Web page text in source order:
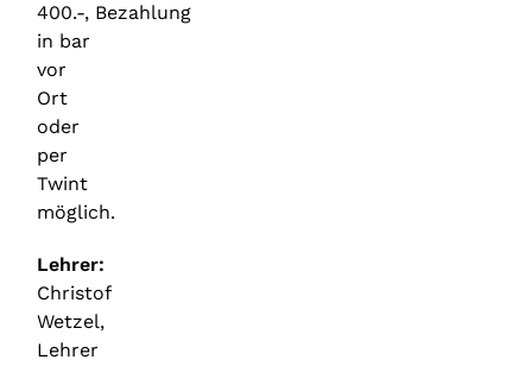
400.-, Bezahlung
in bar
vor
Ort
oder
per
Twint
möglich.
Lehrer:
Christof
Wetzel,
Lehrer